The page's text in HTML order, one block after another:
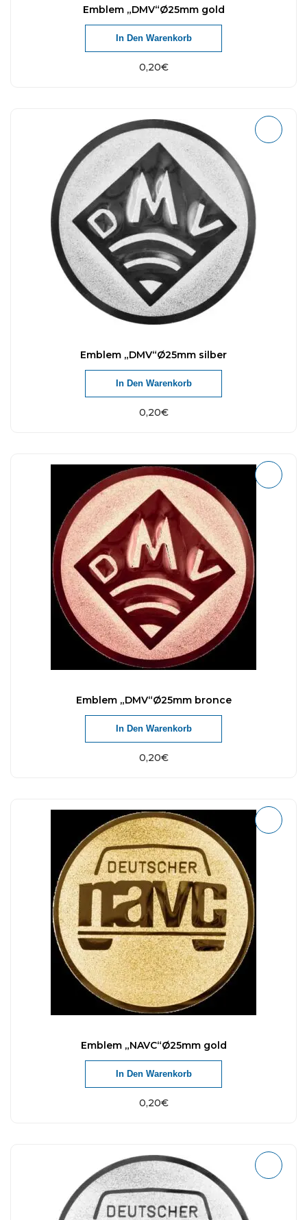
Emblem „DMV“Ø25mm gold
0,20€
In Den Warenkorb
Emblem „DMV“Ø25mm silber
0,20€
In Den Warenkorb
Emblem „DMV“Ø25mm bronce
0,20€
In Den Warenkorb
Emblem „NAVC“Ø25mm gold
0,20€
In Den Warenkorb